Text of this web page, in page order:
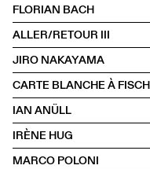
FLORIAN BACH
ALLER/RETOUR III
JIRO NAKAYAMA
CARTE BLANCHE À
IAN ANÜLL
IRÈNE HUG
MARCO POLONI